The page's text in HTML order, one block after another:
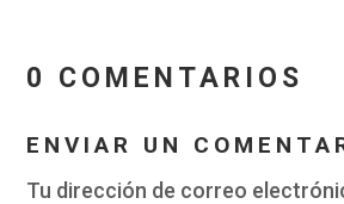
0 COMENTARIOS
ENVIAR UN
Tu dirección de correo